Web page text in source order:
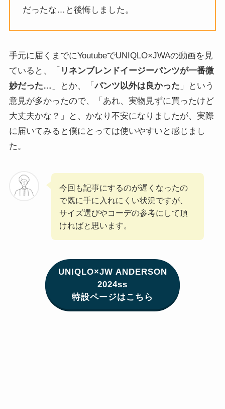
だったな…と後悔しました。
手元に届くまでにYoutubeでUNIQLO×JWAの動画を見
ていると、「 リネンブレンドイージーパンツが一番微
妙だった… 」とか、「パンツ以外は良かった 」という
意見が多かったので、「あれ、実物見ずに買ったけど
大丈夫かな？」と、かなり不安になりましたが、実際
に届いてみると僕にとっては使いやすいと感じまし
た。
今回も記事にするのが遅くなったの
で既に手に入れにくい状況ですが、
サイズ選びやコーデの参考にして頂
ければと思います。
UNIQLO×JW ANDERSON
2024ss
特設ページはこちら